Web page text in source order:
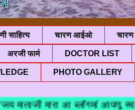
साहित्य चारण आईओ चारण
अरजी फार्म DOCTOR LIST
PHOTO GALLERY
मारा आ ब्लॉगमां आपणु